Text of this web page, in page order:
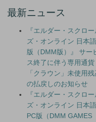
最新ニュース
『エルダー・スクロ
ズ・オンライン 日本語
版（DMM版）』 サー
ス終了に伴う専用通貨
「クラウン」未使用残
の払戻しのお知らせ
『エルダー・スクロ
ズ・オンライン 日本語
PC版（DMM GAMES